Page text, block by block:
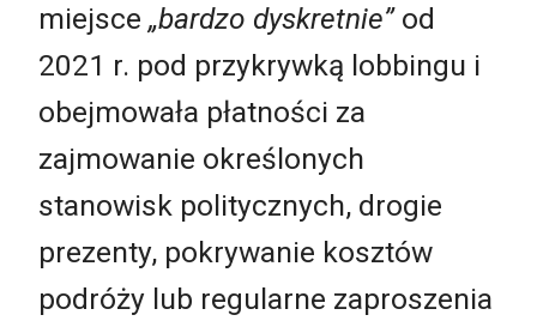
miejsce „bardzo dyskretnie”od
2021 r. pod przykrywką lobbingu i
obejmowała płatności za
zajmowanie określonych
stanowisk politycznych, drogie
prezenty, pokrywanie kosztów
podróży lub regularne zaproszenia